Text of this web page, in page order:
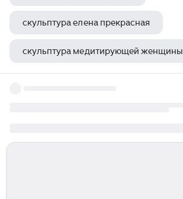
скульптура елена прекрасная
скульптура медитирующей женщины